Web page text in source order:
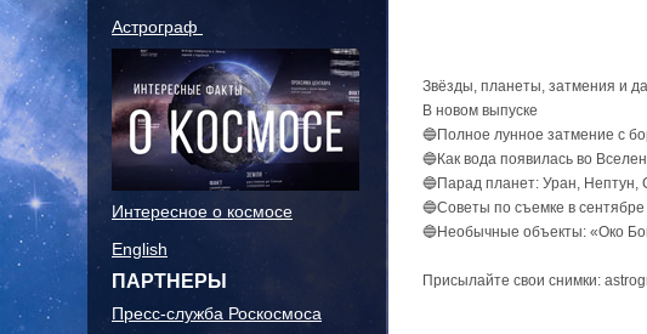
Астрограф
Интересное о космосе
English
ПАРТНЕРЫ
Пресс-служба Роскосмоса
Звёзды, планеты, затмения и
В новом выпуске
🔵Полное лунное затмение с
🔵Как вода появилась во
🔵Парад планет: Уран,
🔵Советы по съемке в сентябре
🔵Необычные объекты: «Око
Присылайте свои снимки: